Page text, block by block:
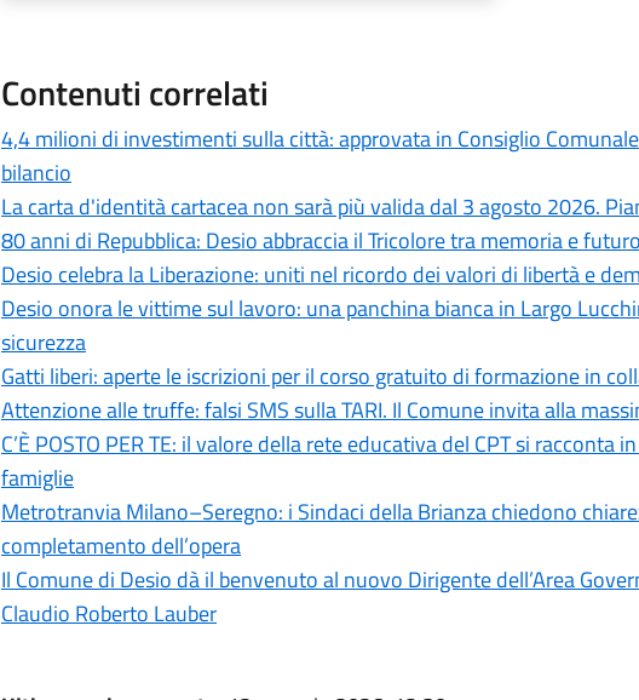
Contenuti correlati
4,4 milioni di investimenti sulla città: approvata in Consiglio
bilancio
La carta d'identità cartacea non sarà più valida dal 3 agosto 2026.
80 anni di Repubblica: Desio abbraccia il Tricolore tra memoria e futuro
Desio celebra la Liberazione: uniti nel ricordo dei valori di libertà e
Desio onora le vittime sul lavoro: una panchina bianca in Largo
sicurezza
Gatti liberi: aperte le iscrizioni per il corso gratuito di formazione in
Attenzione alle truffe: falsi SMS sulla TARI. Il Comune invita alla
C’È POSTO PER TE: il valore della rete educativa del CPT si racconta
famiglie
Metrotranvia Milano–Seregno: i Sindaci della Brianza chiedono
completamento dell’opera
Il Comune di Desio dà il benvenuto al nuovo Dirigente dell’Area
Claudio Roberto Lauber